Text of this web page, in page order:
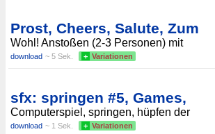
Prost, Cheers, Salute, Zum
Wohl! Anstoßen (2-3 Personen) mit
download ~ 5 Sek. + Variationen
sfx: springen #5, Games,
Computerspiel, springen, hüpfen der
download ~ 1 Sek. + Variationen